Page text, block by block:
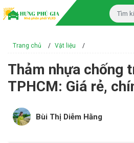
Trang chủ / Vật liệu /
Thảm nhựa chống
TPHCM: Giá rẻ,
Bùi Thị Diễm Hằng